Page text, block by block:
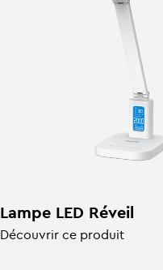
Lampe LED Réveil
Découvrir ce produit